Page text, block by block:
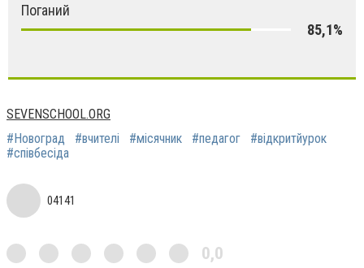
Поганий
85,1%
SEVENSCHOOL.ORG
#Новоград
#вчителі #місячник #педагог
#відкритйурок
#співбесіда
04141
0,0